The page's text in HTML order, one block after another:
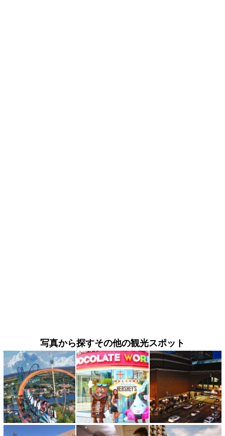
写真から探すその他の観光スポット